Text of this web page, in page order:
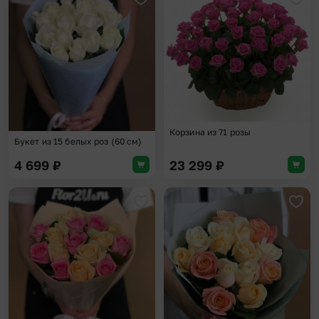
Добавить в избранное
Букет из 15 белых роз (60 см)
4 699 ₽
Корзина из 71 розы
23 299 ₽
Добавить в избранное